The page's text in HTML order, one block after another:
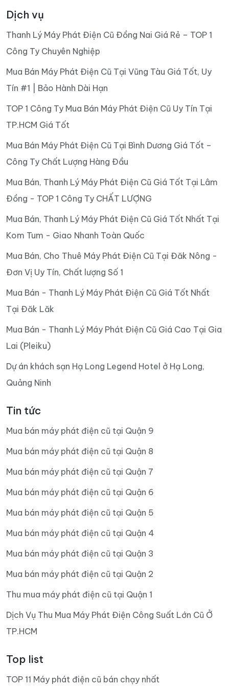
Dịch vụ
Thanh Lý Máy Phát Điện Cũ Đồng Nai Giá Rẻ – TOP 1
Công Ty Chuyên Nghiệp
Mua Bán Máy Phát Điện Cũ Tại Vũng Tàu Giá Tốt, Uy
Tín #1 | Bảo Hành Dài Hạn
TOP 1 Công Ty Mua Bán Máy Phát Điện Cũ Uy Tín Tại
TP.HCM Giá Tốt
Mua Bán Máy Phát Điện Cũ Tại Bình Dương Giá Tốt –
Công Ty Chất Lượng Hàng Đầu
Mua Bán, Thanh Lý Máy Phát Điện Cũ Giá Tốt Tại Lâm
Đồng - TOP 1 Công Ty CHẤT LƯỢNG
Mua Bán, Thanh Lý Máy Phát Điện Cũ Giá Tốt Nhất Tại
Kom Tum - Giao Nhanh Toàn Quốc
Mua Bán, Cho Thuê Máy Phát Điện Cũ Tại Đăk Nông -
Đơn Vị Uy Tín, Chất lượng Số 1
Mua Bán - Thanh Lý Máy Phát Điện Cũ Giá Tốt Nhất
Tại Đăk Lăk
Mua Bán - Thanh Lý Máy Phát Điện Cũ Giá Cao Tại Gia
Lai (Pleiku)
Dự án khách sạn Hạ Long Legend Hotel ở Hạ Long,
Quảng Ninh
Tin tức
Mua bán máy phát điện cũ tại Quận 9
Mua bán máy phát điện cũ tại Quận 8
Mua bán máy phát điện cũ tại Quận 7
Mua bán máy phát điện cũ tại Quận 6
Mua bán máy phát điện cũ tại Quận 5
Mua bán máy phát điện cũ tại Quận 4
Mua bán máy phát điện cũ tại Quận 3
Mua bán máy phát điện cũ tại Quận 2
Thu mua máy phát điện cũ tại Quận 1
Dịch Vụ Thu Mua Máy Phát Điện Công Suất Lớn Cũ Ở
TP.HCM
Top list
TOP 11 Máy phát điện cũ bán chạy nhất